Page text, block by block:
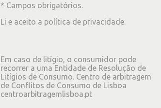
* Campos obrigatórios.
Li e aceito a política de privacidade.
Em caso de litígio, o consumidor pode
recorrer a uma Entidade de Resolução de
Litígios de Consumo. Centro de arbitragem
de Conflitos de Consumo de Lisboa
centroarbitragemlisboa.pt